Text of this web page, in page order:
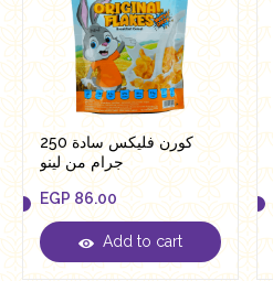
كورن فليكس سادة 250
جرام من لينو
EGP 86.00
EGP 86.00
Add to cart